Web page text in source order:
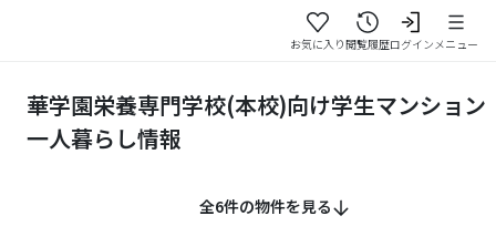
お気に入り閲覧履歴ログインメニュー
華学園栄養専門学校(本校)向け学生マンション
一人暮らし情報
全6件の物件を見る